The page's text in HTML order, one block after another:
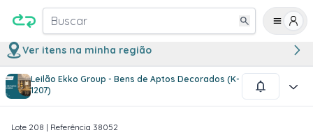
Buscar
Ver itens na minha região
Leilão Ekko Group - Bens de Aptos Decorados (K-
1207)
1/1
Lote 208 | Referência 38052